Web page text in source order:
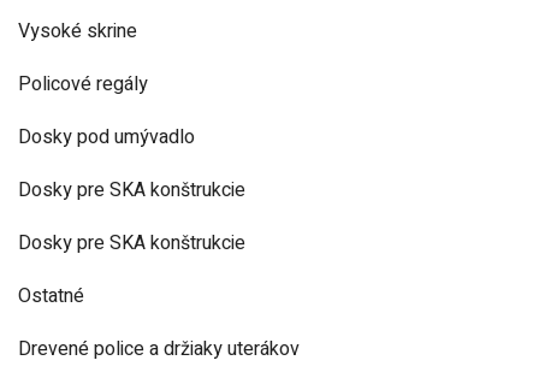
Vysoké skrine
Policové regály
Dosky pod umývadlo
Dosky pre SKA konštrukcie
Dosky pre SKA konštrukcie
Ostatné
Drevené police a držiaky uterákov